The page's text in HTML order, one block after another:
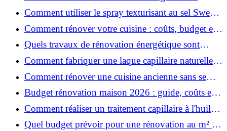
rentabilité de votre parc immobilier ?
Comment utiliser le spray texturisant au sel Sweet
Salt pour des cheveux effet plage ?
Comment rénover votre cuisine : coûts, budget et
astuces bois ?
Quels travaux de rénovation énergétique sont
éligibles à MaPrimeRénov' ?
Comment fabriquer une laque capillaire naturelle
maison ?
Comment rénover une cuisine ancienne sans se
ruiner ?
Budget rénovation maison 2026 : guide, coûts et
astuces
Comment réaliser un traitement capillaire à l'huile
maison efficace ?
Quel budget prévoir pour une rénovation au m² en